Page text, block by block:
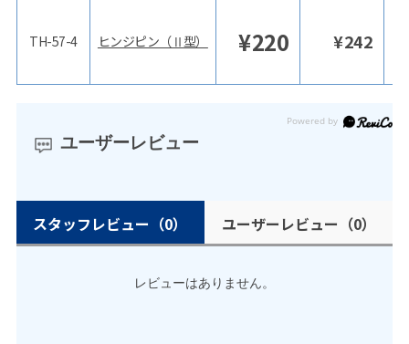
TH-57-4 ヒンジピン（Ⅱ型） ¥220 ¥242
ユーザーレビュー
スタッフレビュー （0） ユーザーレビュー （0）
レビューはありません。